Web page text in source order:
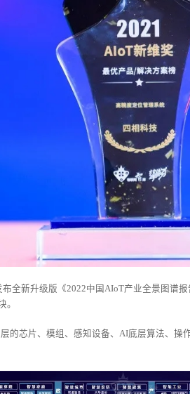
全新升级版《2022中国AIoT产业全景图谱
。
的芯片、模组、感知设备、AI底层算法、